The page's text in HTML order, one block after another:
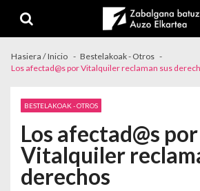
Hasiera / Inicio
Bestelakoak - Otros
Los afectad@s por Vitalquiler reclaman sus
BESTELAKOAK - OTROS
Los afectad@s por
Vitalquiler
derechos